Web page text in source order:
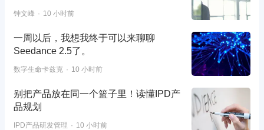
钟文峰 10 小时前
一周以后，我想我终于可以来聊聊
Seedance 2.5了。
数字生命卡兹克 10 小时前
别把产品放在同一个篮子里！读懂IPD产
品规划
IPD产品研发管理 10 小时前